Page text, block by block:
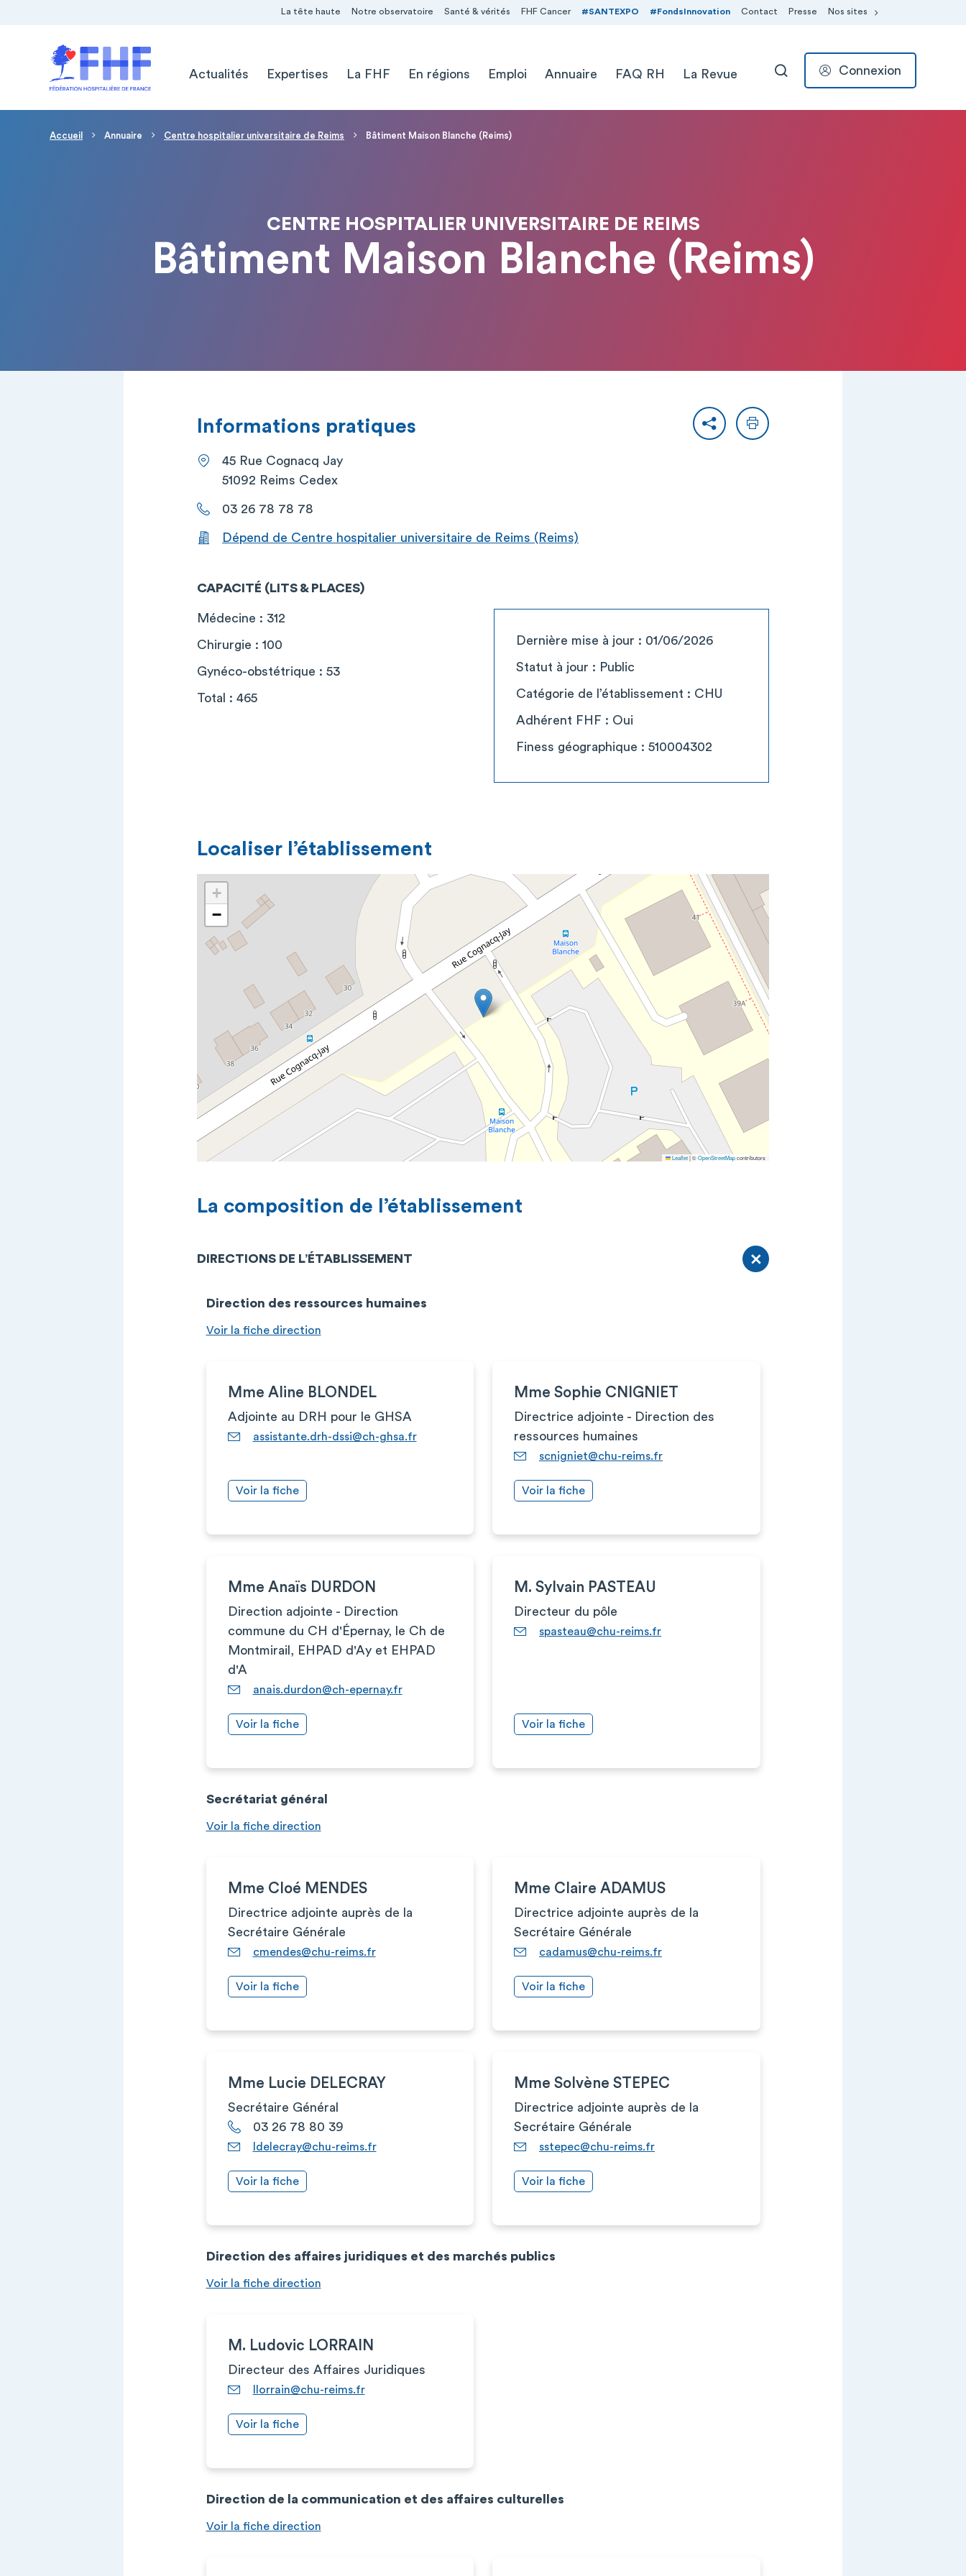
La tête haute Notre observatoire Santé & vérités FHF Cancer #SANTEXPO #FondsInnovation Contact Presse Nos sites
Actualités
Expertises La FHF En régions Emploi Annuaire FAQ RH La Revue RECHERCHER
Connexion
Fil d'Ariane
Accueil Annuaire Centre hospitalier universitaire de Reims Bâtiment Maison Blanche (Reims)
CENTRE HOSPITALIER UNIVERSITAIRE DE REIMS
Bâtiment Maison Blanche (Reims)
PartagerImprimer
Informations pratiques
45 Rue Cognacq Jay
51092 Reims Cedex
03 26 78 78 78
Dépend de Centre hospitalier universitaire de Reims (Reims)
CAPACITÉ (LITS & PLACES)
Médecine : 312
Chirurgie : 100
Gynéco-obstétrique : 53
Total : 465
Dernière mise à jour : 01/06/2026
Statut à jour : Public
Catégorie de l’établissement : CHU
Adhérent FHF : Oui
Finess géographique : 510004302
Localiser l’établissement
+
−
Leaflet|©OpenStreetMapcontributors
La composition de l’établissement
DIRECTIONS DE L’ÉTABLISSEMENT
Direction des ressources humaines
Voir la fiche direction
Mme Aline BLONDEL
Adjointe au DRH pour le GHSA
assistante.drh-dssi@ch-ghsa.fr
Voir la fiche
Mme Sophie CNIGNIET
Directrice adjointe - Direction des
ressources humaines
scnigniet@chu-reims.fr
Voir la fiche
Mme Anaïs DURDON
Direction adjointe - Direction
commune du CH d'Épernay, le Ch de
Montmirail, EHPAD d'Ay et EHPAD
d'A
anais.durdon@ch-epernay.fr
Voir la fiche
M. Sylvain PASTEAU
Directeur du pôle
spasteau@chu-reims.fr
Voir la fiche
Secrétariat général
Voir la fiche direction
Mme Cloé MENDES
Directrice adjointe auprès de la
Secrétaire Générale
cmendes@chu-reims.fr
Voir la fiche
Mme Claire ADAMUS
Directrice adjointe auprès de la
Secrétaire Générale
cadamus@chu-reims.fr
Voir la fiche
Mme Lucie DELECRAY
Secrétaire Général
03 26 78 80 39
ldelecray@chu-reims.fr
Voir la fiche
Mme Solvène STEPEC
Directrice adjointe auprès de la
Secrétaire Générale
sstepec@chu-reims.fr
Voir la fiche
Direction des affaires juridiques et des marchés publics
Voir la fiche direction
M. Ludovic LORRAIN
Directeur des Affaires Juridiques
llorrain@chu-reims.fr
Voir la fiche
Direction de la communication et des affaires culturelles
Voir la fiche direction